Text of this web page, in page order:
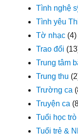
Tình nghệ
Tình yêu
Tờ nhạc (4)
Trao đổi
Trung tâm
Trung thu
Trường ca
Truyện ca
Tuổi học trò
Tuổi trẻ &